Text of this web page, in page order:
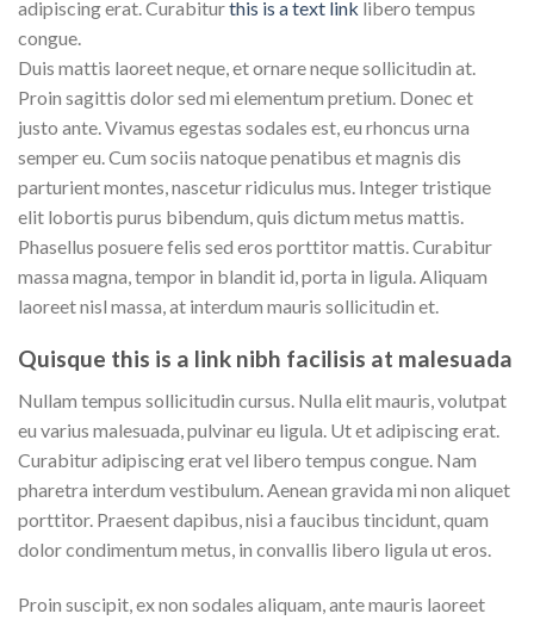
adipiscing erat. Curabiturthis is a text link libero tempus
congue.
Duis mattis laoreet neque, et ornare neque sollicitudin at.
Proin sagittis dolor sed mi elementum pretium. Donec et
justo ante. Vivamus egestas sodales est, eu rhoncus urna
semper eu. Cum sociis natoque penatibus et magnis dis
parturient montes, nascetur ridiculus mus. Integer tristique
elit lobortis purus bibendum, quis dictum metus mattis.
Phasellus posuere felis sed eros porttitor mattis. Curabitur
massa magna, tempor in blandit id, porta in ligula. Aliquam
laoreet nisl massa, at interdum mauris sollicitudin et.
Quisque this is a link nibh facilisis at malesuada
Nullam tempus sollicitudin cursus. Nulla elit mauris, volutpat
eu varius malesuada, pulvinar eu ligula. Ut et adipiscing erat.
Curabitur adipiscing erat vel libero tempus congue. Nam
pharetra interdum vestibulum. Aenean gravida mi non aliquet
porttitor. Praesent dapibus, nisi a faucibus tincidunt, quam
dolor condimentum metus, in convallis libero ligula ut eros.
Proin suscipit, ex non sodales aliquam, ante mauris laoreet